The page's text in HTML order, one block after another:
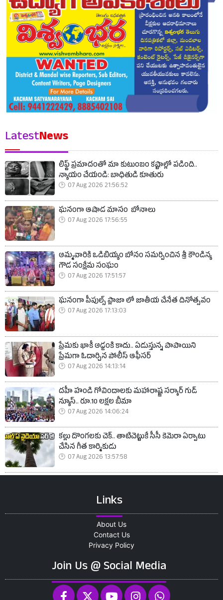
LatestNews
లిఫ్ట్ ప్రమాదంతో మా కుటుంబం కష్టాల్లో పడింది..
న్యాయం చేయండి: బాధితుడి కూతురు
07 Aug 2026 21:56:52
ఘనంగా ఆషాడ మాసం బోనాలు
07 Aug 2026 17:56:55
అమ్మవారికి ఒడిబియ్యం బోనం సమర్పించిన శ్రీ కౌండిన్య
గౌడ సంక్షేమ సంఘం
07 Aug 2026 17:51:57
ఘనంగా పీపుల్స్ ప్లాజా లో జాతీయ చేనేత దినోత్సవం
07 Aug 2026 17:13:03
ప్రేమకు ఖాకీ అడ్డంకి కాదు.. ఏడుస్తున్న పాపాయిని
ప్రేమగా ఓదార్చిన పోలీస్ ఆఫీసర్
07 Aug 2026 14:13:14
దహీ హండి గోవిందాలకు మహారాష్ట్ర సర్కార్ గుడ్
న్యూస్.. రూ.10 లక్షల బీమా
07 Aug 2026 14:06:24
కల్లు దొంగలకు చెక్.. తాటిచెట్టుకే సీసీ కెమెరా ఏర్పాటు
చేసిన గీత కార్మికుడు
07 Aug 2026 13:57:58
Links
About Us
Contact Us
Privacy Policy
Join Us @ Social Media